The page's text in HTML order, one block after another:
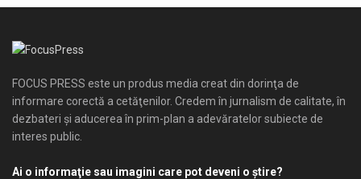
FOCUS PRESS este un produs media creat din dorinţa de
informare corectă a cetăţenilor. Credem în jurnalism de calitate, în
dezbateri şi aducerea în prim-plan a adevăratelor subiecte de
interes public.
Ai o informaţie sau imagini care pot deveni o ştire?